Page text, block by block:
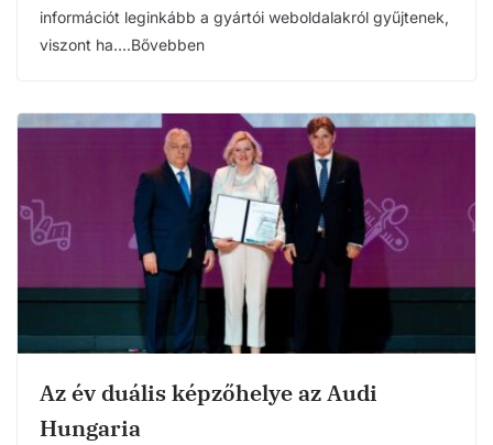
információt leginkább a gyártói weboldalakról gyűjtenek,
viszont ha….Bővebben
Az év duális képzőhelye az Audi
Hungaria